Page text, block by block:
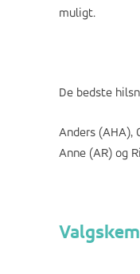
muligt.
De bedste
Anders (AHA),
Anne (AR) og